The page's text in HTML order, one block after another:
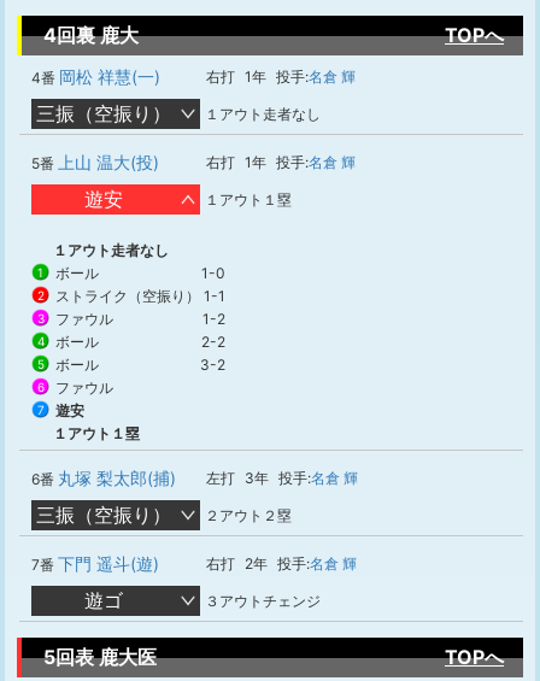
4回裏 鹿大 TOPへ
4番 岡松 祥慧(一) 右打 1年 投手:名倉 輝
三振（空振り） １アウト走者なし
5番 上山 温大(投) 右打 1年 投手:名倉 輝
遊安 １アウト１塁
１アウト走者なし
1 ボール 1-0
2 ストライク（空振り） 1-1
3 ファウル 1-2
4 ボール 2-2
5 ボール 3-2
6 ファウル
7
遊安
１アウト１塁
6番 丸塚 梨太郎(捕) 左打 3年 投手:名倉 輝
三振（空振り） ２アウト２塁
7番 下門 遥斗(遊) 右打 2年 投手:名倉 輝
遊ゴ ３アウトチェンジ
5回表 鹿大医 TOPへ